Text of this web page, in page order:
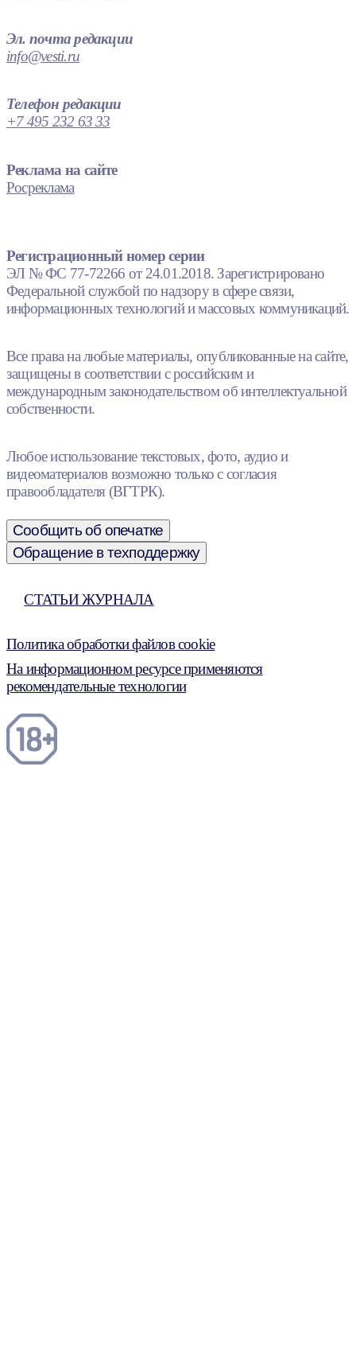
Эл. почта редакции
info@vesti.ru
Телефон редакции
+7 495 232 63 33
Реклама на сайте
Росреклама
Регистрационный номер серии
ЭЛ № ФС 77-72266 от 24.01.2018. Зарегистрировано
Федеральной службой по надзору в сфере связи,
информационных технологий и массовых коммуникаций.
Все права на любые материалы, опубликованные на сайте,
защищены в соответствии с российским и
международным законодательством об интеллектуальной
собственности.
Любое использование текстовых, фото, аудио и
видеоматериалов возможно только с согласия
правообладателя (ВГТРК).
Сообщить об опечатке
Обращение в техподдержку
СТАТЬИ ЖУРНАЛА
Политика обработки файлов cookie
На информационном ресурсе применяются
рекомендательные технологии